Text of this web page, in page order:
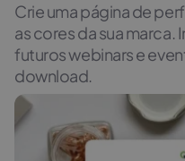
Crie uma página de
as cores da sua
futuros webinars e
download.